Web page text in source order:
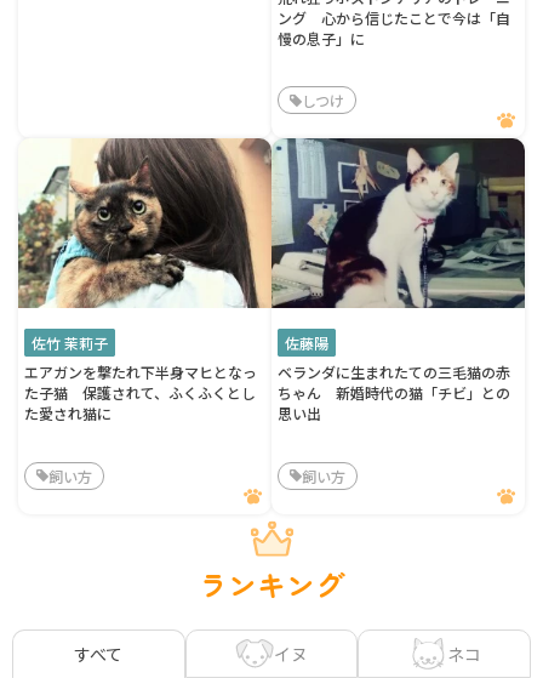
ング 心から信じたことで今は「自
慢の息子」に
しつけ
佐竹 茉莉子
エアガンを撃たれ下半身マヒとなっ
た子猫 保護されて、ふくふくとし
た愛され猫に
飼い方
佐藤陽
ベランダに生まれたての三毛猫の赤
ちゃん 新婚時代の猫「チビ」との
思い出
飼い方
ランキング
すべて イヌ ネコ